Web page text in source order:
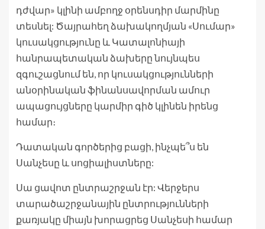
դժվար» կլինի ամբողջ օրենսդիր մարմինը
տեսնել: Ծայրահեղ ձախակողմյան «Սումար»
կուսակցությունը և Կատալոնիայի
հանրապետական ​​ձախերը նույնպես
զգուշացնում են, որ կուսակցությունների
անօրինական ֆինանսավորման ամուր
ապացույցները կարմիր գիծ կլինեն իրենց
համար։
Դատական ​​գործերից բացի, ինչպե՞ս են
Սանչեսը և սոցիալիստները:
Սա ցավոտ ընտրաշրջան էր: Վերջերս
տարածաշրջանային ընտրությունների
քառյակը միայն խորացրեց Սանչեսի համար